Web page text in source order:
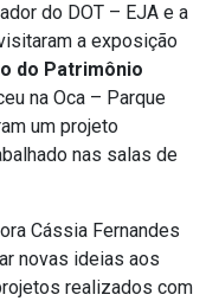
do DOT – EJA e a
a exposição
do Patrimônio
na Oca – Parque
um projeto
nas salas de
Cássia Fernandes
novas ideias aos
realizados com